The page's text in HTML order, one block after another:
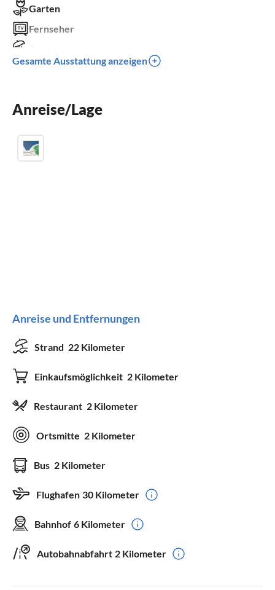
Garten
Fernseher
Spülmaschine
Kinderbett
Gesamte Ausstattung anzeigen
Anreise/Lage
Anreise und Entfernungen
Strand 22 Kilometer
Einkaufsmöglichkeit 2 Kilometer
Restaurant 2 Kilometer
Ortsmitte 2 Kilometer
Bus 2 Kilometer
Flughafen 30 Kilometer
Bahnhof 6 Kilometer
Autobahnabfahrt 2 Kilometer